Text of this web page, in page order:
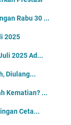
Rabu 30 ...
2025
2025 Ad...
Diulang...
Kematian? ...
Ceta...